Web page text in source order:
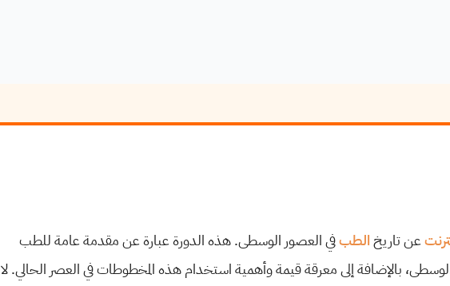
عن تاريخالطبفي العصور الوسطى. هذه الدورة عبارة عن مقدمة عامة للطب
بالإضافة إلى معرقة قيمة وأهمية استخدام هذه المخطوطات في العصر الحالي. لا